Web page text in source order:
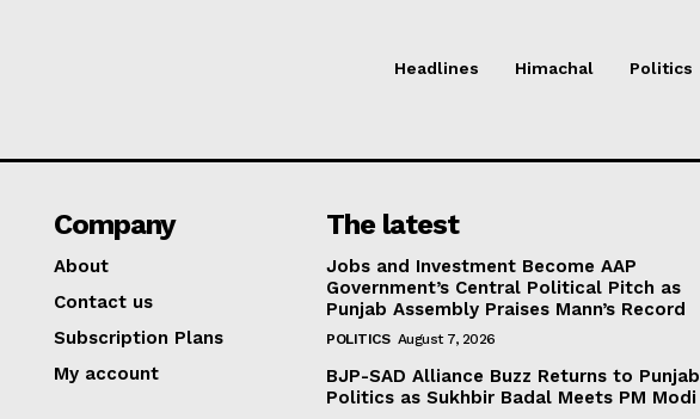
Headlines Himachal Politics
Company
About
Contact us
Subscription Plans
My account
The latest
Jobs and Investment Become AAP
Government’s Central Political Pitch as
Punjab Assembly Praises Mann’s Record
POLITICS August 7, 2026
BJP-SAD Alliance Buzz Returns to Punjab
Politics as Sukhbir Badal Meets PM Modi